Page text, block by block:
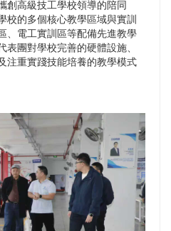
創高級技工學校領導的陪同
校的多個核心教學區域與實訓
、電工實訓區等配備先進教學
團對學校完善的硬體設施、
注重實踐技能培養的教學模式